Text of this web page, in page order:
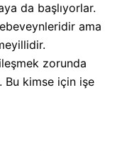
da başlıyorlar.
ama
zorunda
Bu kimse için işe